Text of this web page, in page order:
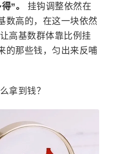
”。 挂钩调整依然在
数高的，在这一块依然
高基数群体靠比例挂
那些钱，匀出来反哺
拿到钱？